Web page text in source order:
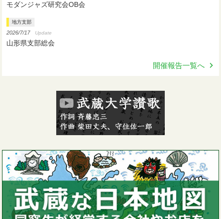
モダンジャズ研究会OB会
地方支部
2026/7/17 Update
山形県支部総会
開催報告一覧へ